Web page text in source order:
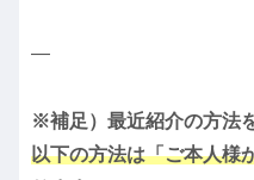
—
※補足）最近紹介の方法
以下の方法は「ご本人様